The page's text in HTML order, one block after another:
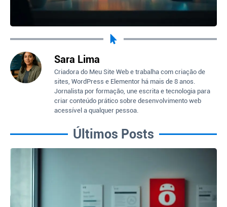
Sara Lima
Criadora do Meu Site Web e trabalha com criação de
sites, WordPress e Elementor há mais de 8 anos.
Jornalista por formação, une escrita e tecnologia para
criar conteúdo prático sobre desenvolvimento web
acessível a qualquer pessoa.
Últimos Posts